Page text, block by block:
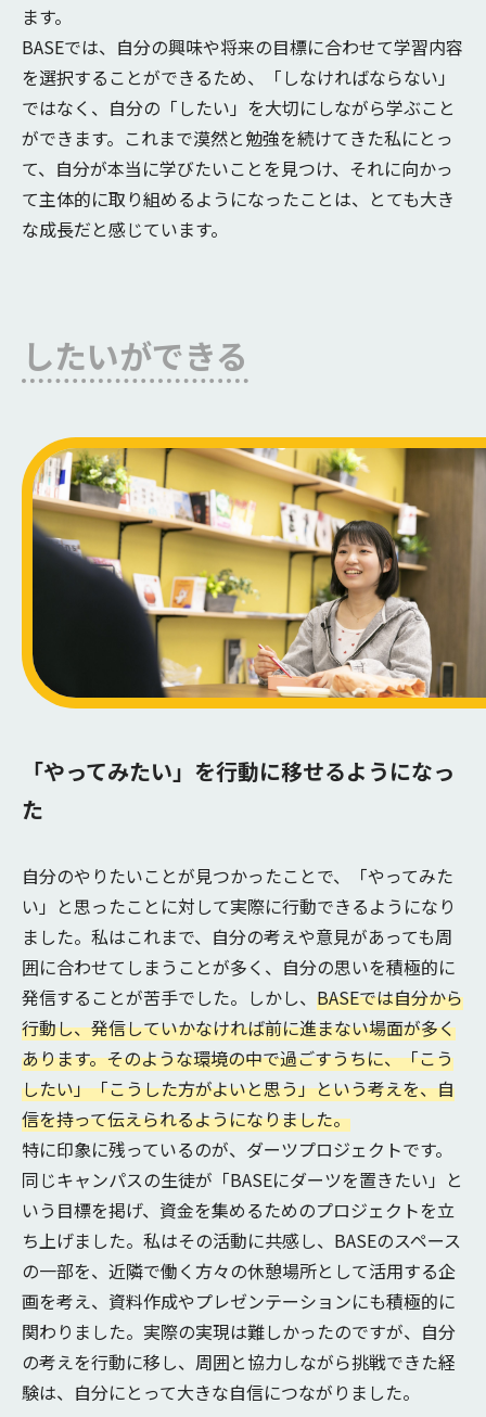
ます。
BASEでは、自分の興味や将来の目標に合わせて学習内容
を選択することができるため、「しなければならない」
ではなく、自分の「したい」を大切にしながら学ぶこと
ができます。これまで漠然と勉強を続けてきた私にとっ
て、自分が本当に学びたいことを見つけ、それに向かっ
て主体的に取り組めるようになったことは、とても大き
な成長だと感じています。
したいができる
「やってみたい」を行動に移せるようになっ
た
自分のやりたいことが見つかったことで、「やってみた
い」と思ったことに対して実際に行動できるようになり
ました。私はこれまで、自分の考えや意見があっても周
囲に合わせてしまうことが多く、自分の思いを積極的に
発信することが苦手でした。しかし、 BASEでは自分から
行動し、発信していかなければ前に進まない場面が多く
あります。そのような環境の中で過ごすうちに、「こう
したい」「こうした方がよいと思う」という考えを、自
信を持って伝えられるようになりました。
特に印象に残っているのが、ダーツプロジェクトです。
同じキャンパスの生徒が「BASEにダーツを置きたい」と
いう目標を掲げ、資金を集めるためのプロジェクトを立
ち上げました。私はその活動に共感し、BASEのスペース
の一部を、近隣で働く方々の休憩場所として活用する企
画を考え、資料作成やプレゼンテーションにも積極的に
関わりました。実際の実現は難しかったのですが、自分
の考えを行動に移し、周囲と協力しながら挑戦できた経
験は、自分にとって大きな自信につながりました。